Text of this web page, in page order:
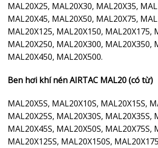
MAL20X25, MAL20X30, MAL20X35,
MAL20X45, MAL20X50, MAL20X75,
MAL20X125, MAL20X150, MAL20X175,
MAL20X250, MAL20X300, MAL20X350,
MAL20X450, MAL20X500.
Ben hơi khí nén AIRTAC MAL20 (có từ)
MAL20X5S, MAL20X10S, MAL20X15S,
MAL20X25S, MAL20X30S, MAL20X35S,
MAL20X45S, MAL20X50S, MAL20X75S,
MAL20X125S, MAL20X150S,